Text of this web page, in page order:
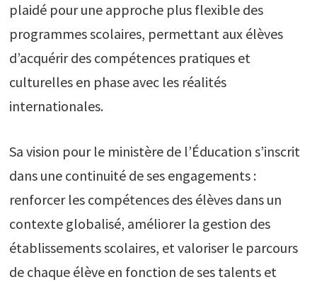
plaidé pour une approche plus flexible des
programmes scolaires, permettant aux élèves
d’acquérir des compétences pratiques et
culturelles en phase avec les réalités
internationales.
Sa vision pour le ministère de l’Éducation s’inscrit
dans une continuité de ses engagements :
renforcer les compétences des élèves dans un
contexte globalisé, améliorer la gestion des
établissements scolaires, et valoriser le parcours
de chaque élève en fonction de ses talents et